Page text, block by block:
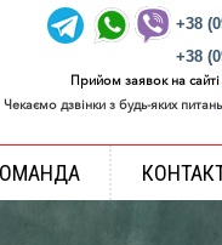
+38
+38
Прийом заявок на сайті
Чекаємо дзвінки з будь-яких питань